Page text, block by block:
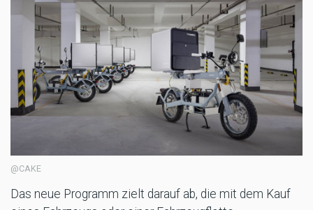
@CAKE
Das neue Programm zielt darauf ab, die mit dem Kauf